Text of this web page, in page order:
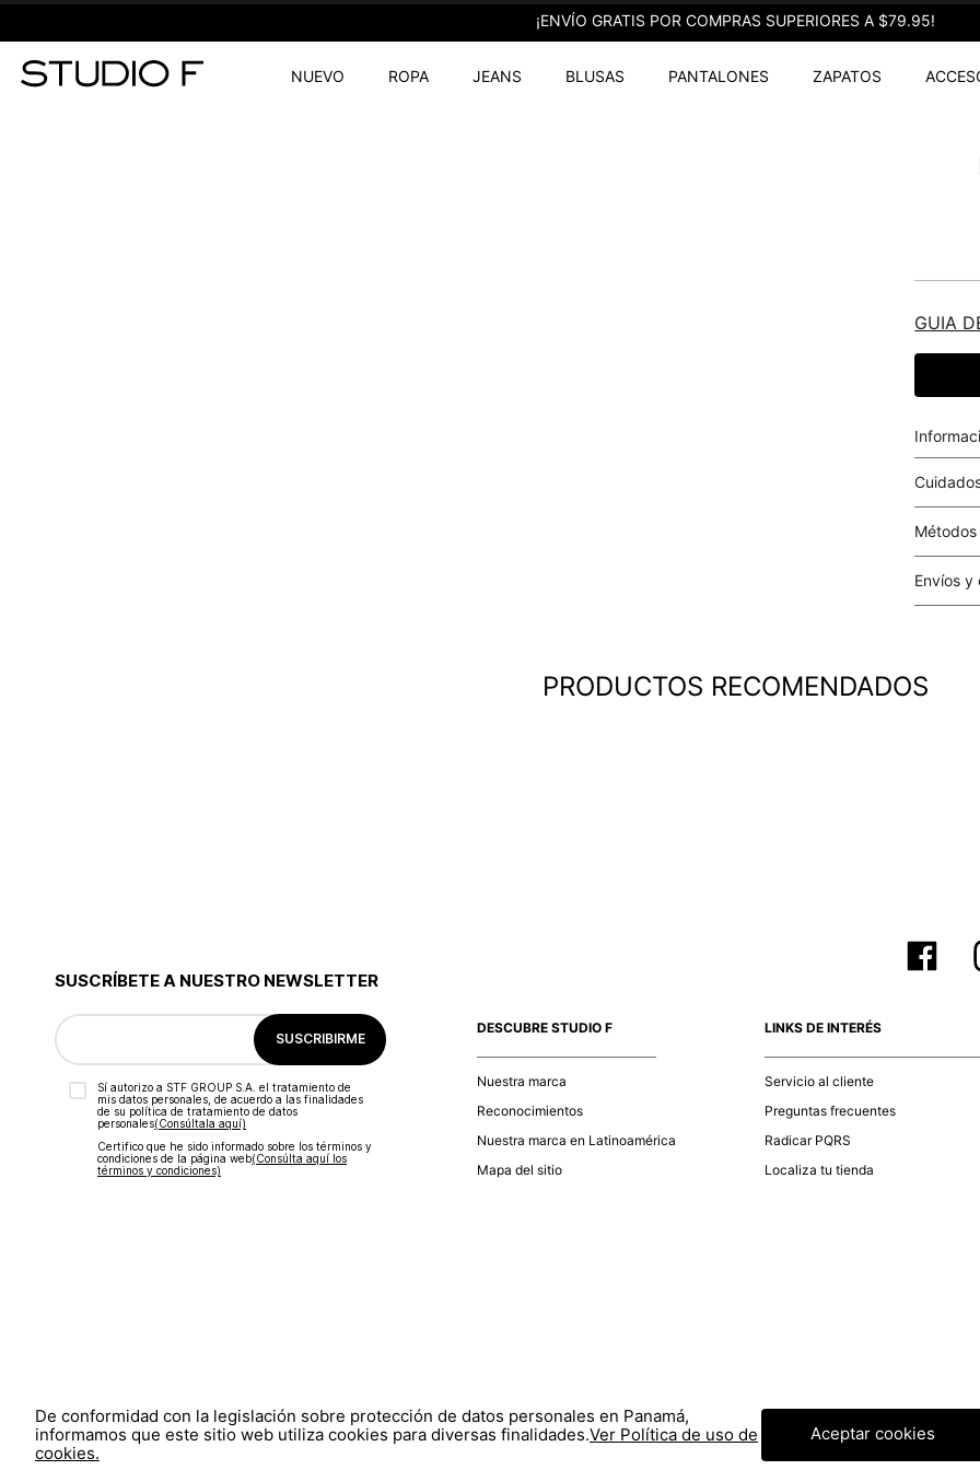
¡ENVÍO GRATIS POR COMPRAS SUPERIORES A $79.95!
NUEVO ROPA JEANS BLUSAS PANTALONES ZAPATOS
GUIA
Tarjetas
Envíos y
análisis
tu
PRODUCTOS RECOMENDADOS
SUSCRÍBETE A NUESTRO NEWSLETTER
SUSCRIBIRME
Sí autorizo a STF GROUP S.A. el tratamiento de
mis datos personales, de acuerdo a las finalidades
de su política de tratamiento de datos
personales‎(Consúltala aquí)
Certifico que he sido informado sobre los términos y
condiciones de la página web‎(Consúlta aquí los
términos y condiciones)
DESCUBRE STUDIO F
Nuestra marca
Reconocimientos
Nuestra marca en Latinoamérica
Mapa del sitio
LINKS DE INTERÉS
Servicio al cliente
Preguntas frecuentes
Radicar PQRS
Localiza tu tienda
© COPYRIGHT 2020 STF GROUP S.A. TODOS LOS DERECHOS RESERVADOS.
De conformidad con la legislación sobre protección de datos personales en Panamá,
informamos que este sitio web utiliza cookies para diversas finalidades.Ver Política de uso de
cookies.
Aceptar cookies